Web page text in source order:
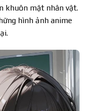
khuôn mặt nhân vật.
hình ảnh anime